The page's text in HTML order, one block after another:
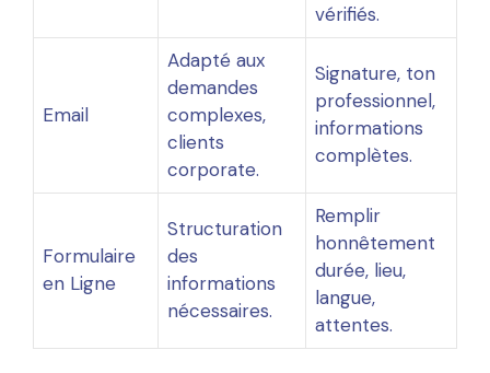
vérifiés.
Email
Adapté aux
demandes
complexes,
clients
corporate.
Signature, ton
professionnel,
informations
complètes.
Formulaire
en Ligne
Structuration
des
informations
nécessaires.
Remplir
honnêtement
durée, lieu,
langue,
attentes.